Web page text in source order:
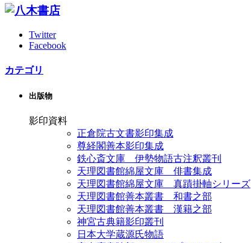
Twitter
Facebook
カテゴリ
出版物
影印資料
正倉院古文書影印集成
尊経閣善本影印集成
鉄心斎文庫 伊勢物語古注釈叢刊
天理図書館綿屋文庫 俳書集成
天理図書館綿屋文庫 真蹟掛軸シリーズ
天理図書館善本叢書 和書之部
天理図書館善本叢書 漢籍之部
神宮古典籍影印叢刊
日本大学蔵源氏物語